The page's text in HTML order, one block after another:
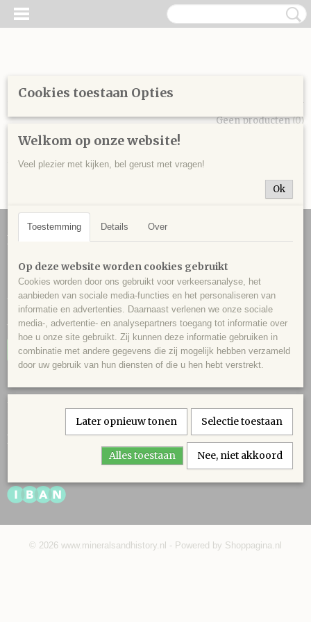
UW WINKELWAGEN
Geen producten(0)
Home > Testmineraal
Informatie
Contact
Over ons
Algemene voorwaarden
Privacy
Verzenden en retouren
Herroeping
Categorieën
Betaalmethodes
© 2026 www.mineralsandhistory.nl - Powered by Shoppagina.nl
Cookies toestaan Opties
Welkom op onze website!
Veel plezier met kijken, bel gerust met vragen!
Ok
Toestemming Details Over
Op deze website worden cookies gebruikt
Cookies worden door ons gebruikt voor verkeersanalyse, het
aanbieden van sociale media-functies en het personaliseren van
informatie en advertenties. Daarnaast verlenen we onze sociale
media-, advertentie- en analysepartners toegang tot informatie over
hoe u onze site gebruikt. Zij kunnen deze informatie gebruiken in
combinatie met andere gegevens die zij mogelijk hebben verzameld
door uw gebruik van hun diensten of die u hen hebt verstrekt.
Later opnieuw tonen Selectie toestaan
Alles toestaan Nee, niet akkoord